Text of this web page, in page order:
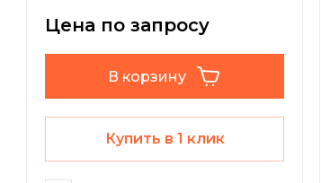
Цена по запросу
В корзину
Купить в 1 клик